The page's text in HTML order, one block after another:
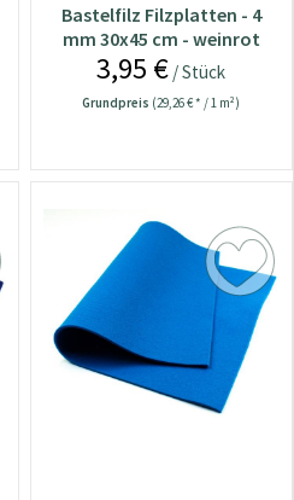
Bastelfilz Filzplatten - 4
mm 30x45 cm - weinrot
3,95 € / Stück
Grundpreis (29,26 € * / 1 m²)